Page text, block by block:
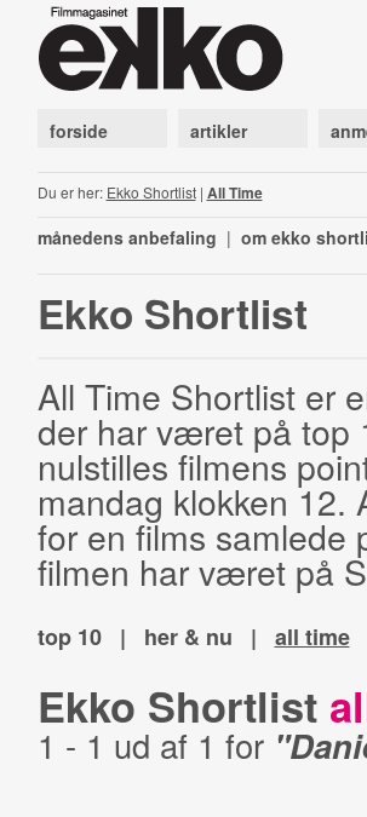
forside artikler
Du er her: Ekko Shortlist| All Time
månedens anbefaling | om ekko
Ekko Shortlist
All Time Shortlist er
der har været på top
nulstilles filmens
mandag klokken 12.
for en films samlede
filmen har været på
top 10 | her & nu | all time
Ekko Shortlist
1 - 1 ud af 1 for